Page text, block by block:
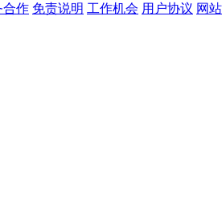
合作 免责说明 工作机会 用户协议 网